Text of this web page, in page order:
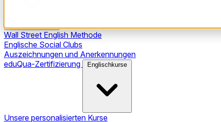
Wall Street English Methode
Englische Social Clubs
Auszeichnungen und Anerkennungen
eduQua-Zertifizierung
Englischkurse
Unsere personalisierten Kurse